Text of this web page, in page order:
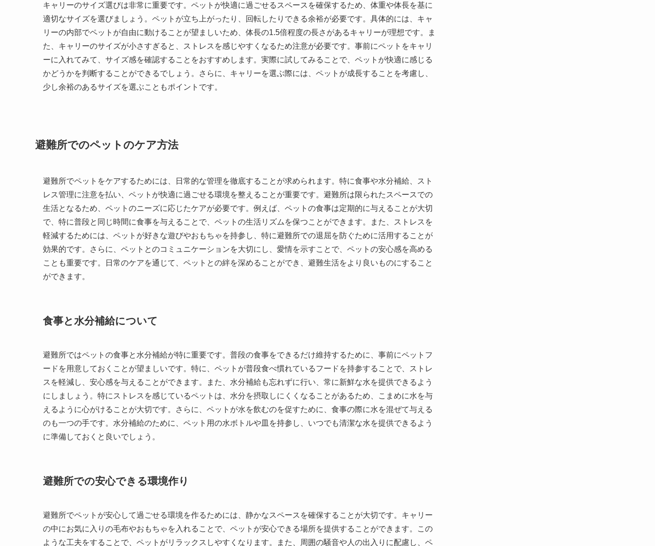
キャリーのサイズ選びは非常に重要です。ペットが快適に過ごせるスペースを確保するため、体重や体長を基に
適切なサイズを選びましょう。ペットが立ち上がったり、回転したりできる余裕が必要です。具体的には、キャ
リーの内部でペットが自由に動けることが望ましいため、体長の1.5倍程度の長さがあるキャリーが理想です。ま
た、キャリーのサイズが小さすぎると、ストレスを感じやすくなるため注意が必要です。事前にペットをキャリ
ーに入れてみて、サイズ感を確認することをおすすめします。実際に試してみることで、ペットが快適に感じる
かどうかを判断することができるでしょう。さらに、キャリーを選ぶ際には、ペットが成長することを考慮し、
少し余裕のあるサイズを選ぶこともポイントです。
避難所でのペットのケア方法
避難所でペットをケアするためには、日常的な管理を徹底することが求められます。特に食事や水分補給、スト
レス管理に注意を払い、ペットが快適に過ごせる環境を整えることが重要です。避難所は限られたスペースでの
生活となるため、ペットのニーズに応じたケアが必要です。例えば、ペットの食事は定期的に与えることが大切
で、特に普段と同じ時間に食事を与えることで、ペットの生活リズムを保つことができます。また、ストレスを
軽減するためには、ペットが好きな遊びやおもちゃを持参し、特に避難所での退屈を防ぐために活用することが
効果的です。さらに、ペットとのコミュニケーションを大切にし、愛情を示すことで、ペットの安心感を高める
ことも重要です。日常のケアを通じて、ペットとの絆を深めることができ、避難生活をより良いものにすること
ができます。
食事と水分補給について
避難所ではペットの食事と水分補給が特に重要です。普段の食事をできるだけ維持するために、事前にペットフ
ードを用意しておくことが望ましいです。特に、ペットが普段食べ慣れているフードを持参することで、ストレ
スを軽減し、安心感を与えることができます。また、水分補給も忘れずに行い、常に新鮮な水を提供できるよう
にしましょう。特にストレスを感じているペットは、水分を摂取しにくくなることがあるため、こまめに水を与
えるように心がけることが大切です。さらに、ペットが水を飲むのを促すために、食事の際に水を混ぜて与える
のも一つの手です。水分補給のために、ペット用の水ボトルや皿を持参し、いつでも清潔な水を提供できるよう
に準備しておくと良いでしょう。
避難所での安心できる環境作り
避難所でペットが安心して過ごせる環境を作るためには、静かなスペースを確保することが大切です。キャリー
の中にお気に入りの毛布やおもちゃを入れることで、ペットが安心できる場所を提供することができます。この
ような工夫をすることで、ペットがリラックスしやすくなります。また、周囲の騒音や人の出入りに配慮し、ペ